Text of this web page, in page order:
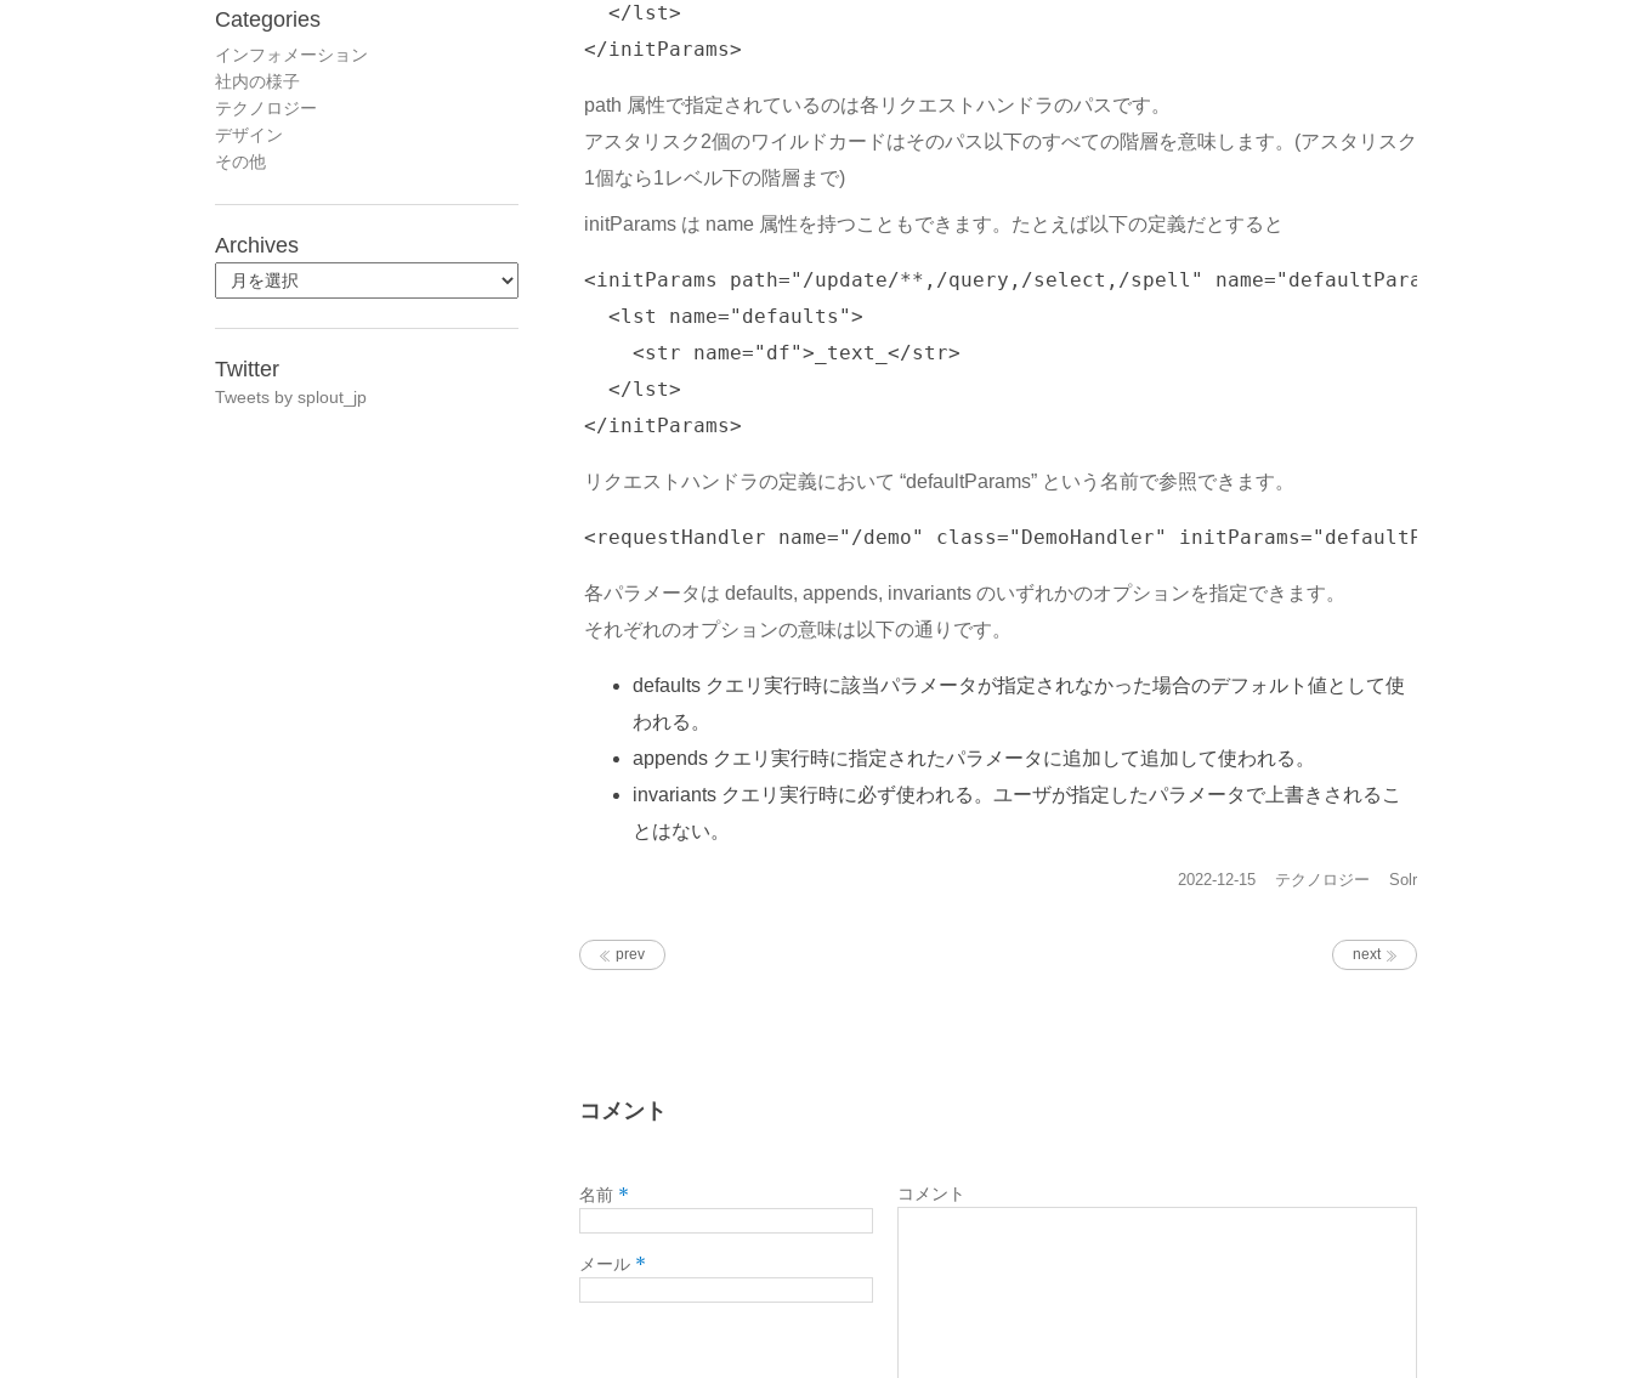
  </lst>
path 属性で指定されているのは各リクエストハンドラのパスです。
アスタリスク2個のワイルドカードはそのパス以下のすべての階層を意味します。(アスタリスク
1個なら1レベル下の階層まで)
initParams は name 属性を持つこともできます。たとえば以下の定義だとすると
<initParams path="/update/**,/query,/select,/spell" name="defaultParams">
  <lst name="defaults">
    <str name="df">_text_</str>
  </lst>
リクエストハンドラの定義において “defaultParams” という名前で参照できます。
各パラメータは defaults, appends, invariants のいずれかのオプションを指定できます。
それぞれのオプションの意味は以下の通りです。
defaults クエリ実行時に該当パラメータが指定されなかった場合のデフォルト値として使
われる。
appends クエリ実行時に指定されたパラメータに追加して追加して使われる。
invariants クエリ実行時に必ず使われる。ユーザが指定したパラメータで上書きされるこ
とはない。
投
2022-12-15
カ
テクノロジー
タ
Solr
prev next
コメント
コメント
名前 *
メール *
Categories
インフォメーション
社内の様子
テクノロジー
デザイン
その他
Archives
Twitter
Tweets by splout_jp